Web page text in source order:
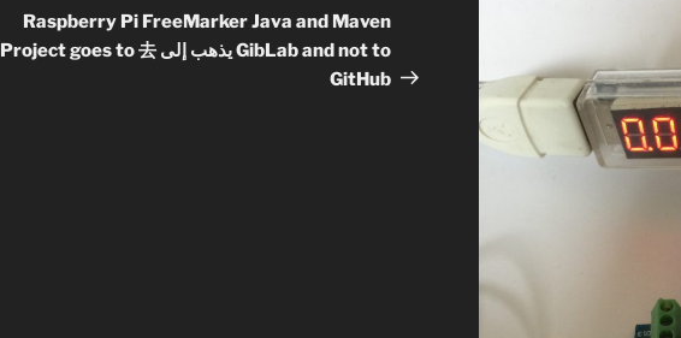
Beitrag
Raspberry Pi FreeMarker Java and Maven
Project goes to 去 يذهب إلى GibLab and not to
GitHub